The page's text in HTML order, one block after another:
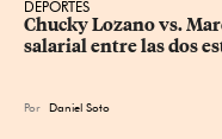
DEPORTES
Chucky Lozano vs.
salarial entre las dos
Por Daniel Soto